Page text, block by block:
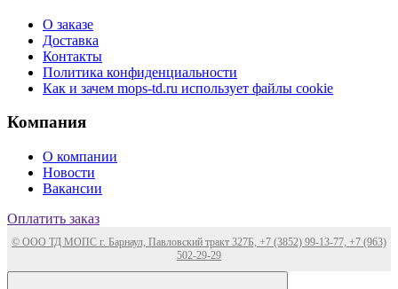
О заказе
Доставка
Контакты
Политика конфиденциальности
Как и зачем mops-td.ru использует файлы cookie
Компания
О компании
Новости
Вакансии
Оплатить заказ
© ООО ТД МОПС г. Барнаул, Павловский тракт 327Б, +7 (3852) 99-13-77, +7 (963)
502-29-29